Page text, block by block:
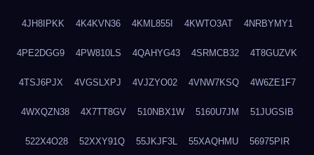
4JH8IPKK 4K4KVN36 4KML855I 4KWTO3AT 4NRBYMY1
4PE2DGG9 4PW810LS 4QAHYG43 4SRMCB32 4T8GUZVK
4TSJ6PJX 4VGSLXPJ 4VJZYO02 4VNW7KSQ 4W6ZE1F7
4WXQZN38 4X7TT8GV 510NBX1W 5160U7JM 51JUGSIB
522X4O28 52XXY91Q 55JKJF3L 55XAQHMU 56975PIR